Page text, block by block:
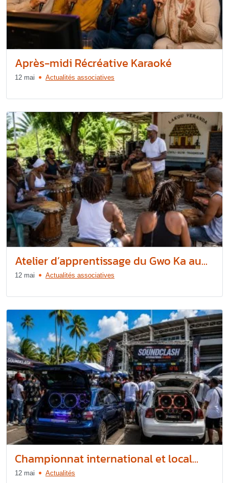
Après-midi Récréative Karaoké
12 mai Actualités associatives
Atelier d’apprentissage du Gwo Ka au...
12 mai Actualités associatives
Championnat international et local...
12 mai Actualités